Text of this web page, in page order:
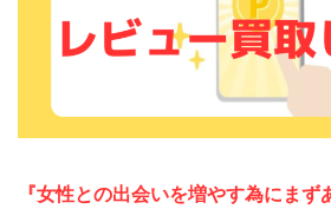
『女性との出会いを増やす為にま